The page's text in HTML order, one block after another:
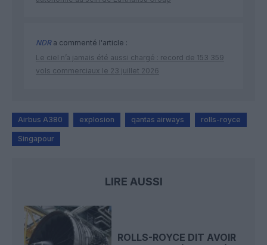
NDRa commenté l'article :
Le ciel n’a jamais été aussi chargé : record de 153 359
vols commerciaux le 23 juillet 2026
Airbus A380 explosion qantas airways rolls-royce
Singapour
LIRE AUSSI
ROLLS-ROYCE DIT AVOIR